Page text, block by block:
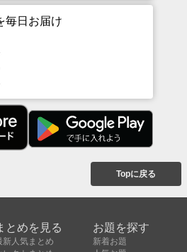
毎日お届け
Topに戻る
とめを見る
新人気まとめ
お題を探す
新着お題